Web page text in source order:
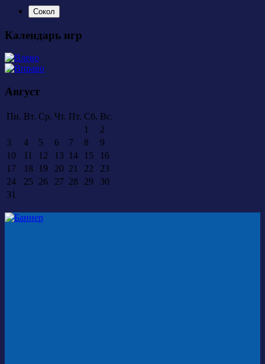
Сокол
Календарь игр
Август
Пн. Вт. Ср. Чт. Пт. Сб. Вс.
1
2
3
4 5 6 7 8
9
10
11 12 13 14 15
16
17
18 19 20 21 22
23
24
25 26 27 28 29
30
31